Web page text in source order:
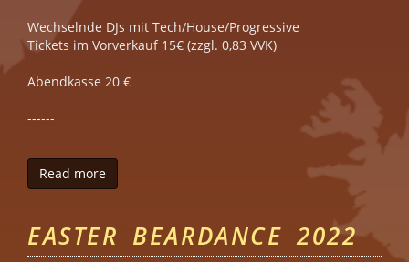
W echselnde DJs mit Tech/House/Progressive
Tickets im Vorverkauf 15€ (zzgl. 0,83 VVK)
Abendkasse 20 €
- -----
Read more
EASTER BEARDANCE 2022